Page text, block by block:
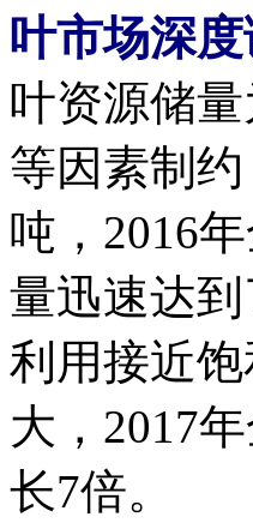
叶市场深
叶资源储
等因素制
吨，2016
量迅速达
利用接近
大，2017
长7倍。